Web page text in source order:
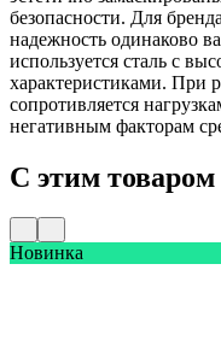
безопасности. Для
надежность одинаково
используется сталь с
характеристиками. При
сопротивляется
негативным факторам
С этим
Новинка